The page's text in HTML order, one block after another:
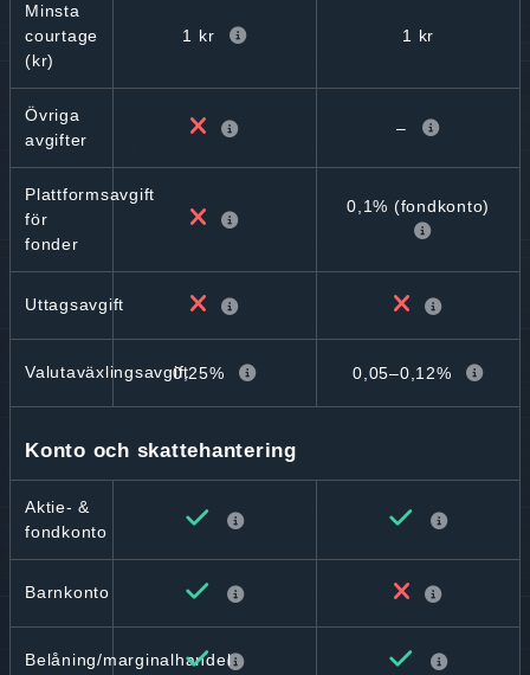
Minsta
courtage
(kr)
1 kr 1 kr
Övriga
avgifter
–
Plattformsavgift
för
fonder
0,1% (fondkonto)
Uttagsavgift
Valutaväxlingsavgift0,25% 0,05–0,12%
Konto och skattehantering
Aktie- &
fondkonto
Barnkonto
Belåning/marginalhandel